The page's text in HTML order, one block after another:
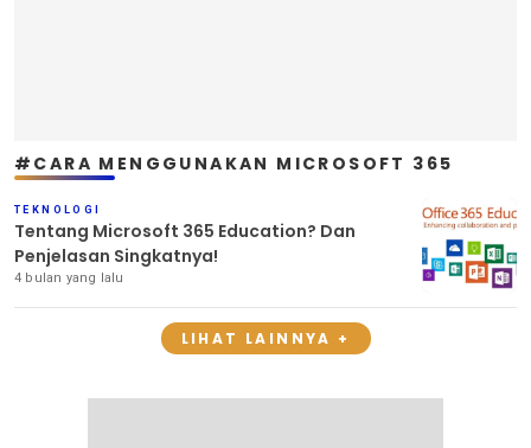
#CARA MENGGUNAKAN MICROSOFT 365
TEKNOLOGI
Tentang Microsoft 365 Education? Dan
Penjelasan Singkatnya!
4 bulan yang lalu
LIHAT LAINNYA +